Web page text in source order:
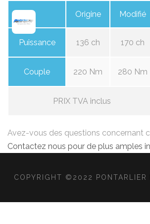
Origine Modifié
Puissance 136 ch 170 ch
Couple 220 Nm 280 Nm
PRIX TVA inclus
Avez-vous des questions concernant
Contactez nous pour de plus amples
COPYRIGHT ©2022 PONTARLIER